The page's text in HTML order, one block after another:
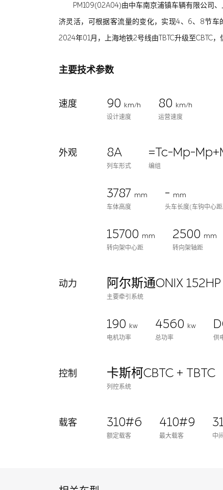
PM109(02A04)由中车南京浦镇车辆有限公司
济灵活，可根据客流量的变化，实现4、6、8节车
2024年01月，上海地铁2号线由TBTC升级至CBTC
主要技术参数
速度 90 km/h
设计速度
80 km/h
运营速度
外观 8A
列车形式
=Tc-Mp-
编组
3787 mm
车体高度
- mm
头车长度(车钩中心
15700 mm
转向架中心距
2500 mm
转向架轴距
动力 阿尔斯通ONIX 152HP
主要牵引系统
190 kw
电机功率
4560 kw
总功率
供
控制 卡斯柯CBTC + TBTC
列控系统
载客 310#6
额定载客
410#9
最大载客 中